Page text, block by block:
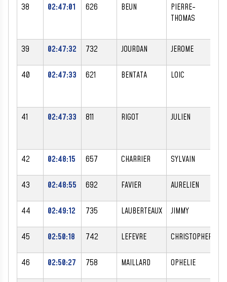
38 02:47:01 626 BEUN
PIERRE-
THOMAS
39 02:47:32 732 JOURDAN JEROME
40 02:47:33 621 BENTATA LOIC
41 02:47:33 811 RIGOT JULIEN
42 02:48:15 657 CHARRIER SYLVAIN
43 02:48:55 692 FAVIER AURELIEN
44 02:49:12 735 LAUBERTEAUX JIMMY
45 02:50:18 742 LEFEVRE CHRISTOPHER
46 02:50:27 758 MAILLARD OPHELIE